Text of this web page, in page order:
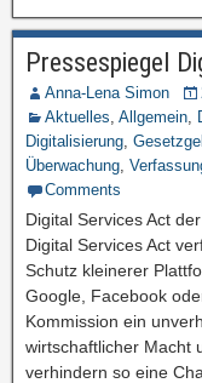
Pressespiegel
Anna-Lena Simon
Aktuelles, Allgemein,
Digitalisierung,
Überwachung,
Comments
Digital Services Act
Digital Services Act
Schutz kleinerer
Google, Facebook
Kommission ein
wirtschaftlicher Macht
verhindern so eine